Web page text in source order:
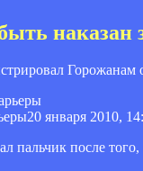
наказан
20 января 2010,
пальчик после того,